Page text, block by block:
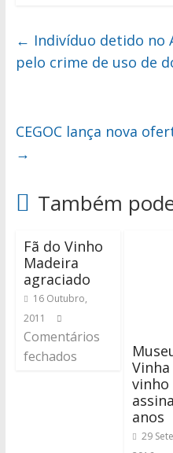
← Indivíduo detido no
pelo crime de uso de
CEGOC lança nova
→
Também
Fã do Vinho
Madeira
agraciado
16 Outubro,
2011
Comentários
fechados
vinho
anos
29